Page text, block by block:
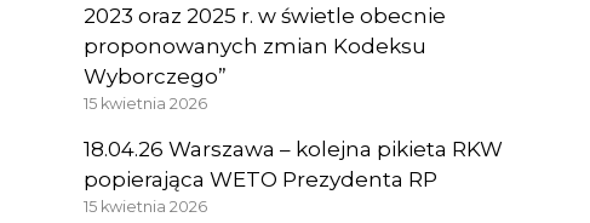
2023 oraz 2025 r. w świetle obecnie
proponowanych zmian Kodeksu
Wyborczego”
15 kwietnia 2026
18.04.26 Warszawa – kolejna pikieta RKW
popierająca WETO Prezydenta RP
15 kwietnia 2026